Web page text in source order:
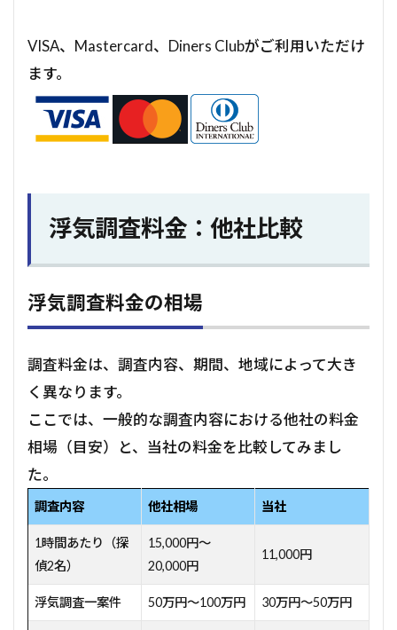
VISA、Mastercard、Diners Clubがご利用いただけ
ます。
浮気調査料金：他社比較
浮気調査料金の相場
調査料金は、調査内容、期間、地域によって大き
く異なります。
ここでは、一般的な調査内容における他社の料金
相場（目安）と、当社の料金を比較してみまし
た。
調査内容 他社相場 当社
1時間あたり（探
偵2名）
15,000円～
20,000円
11,000円
浮気調査一案件 50万円～100万円 30万円～50万円